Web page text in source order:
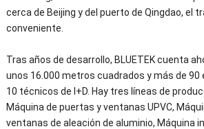
cerca de Beijing y del puerto de Qingdao, el
conveniente.
Tras años de desarrollo, BLUETEK cuenta
unos 16.000 metros cuadrados y más de 90
10 técnicos de I+D. Hay tres líneas de
Máquina de puertas y ventanas UPVC,
ventanas de aleación de aluminio, Máquina